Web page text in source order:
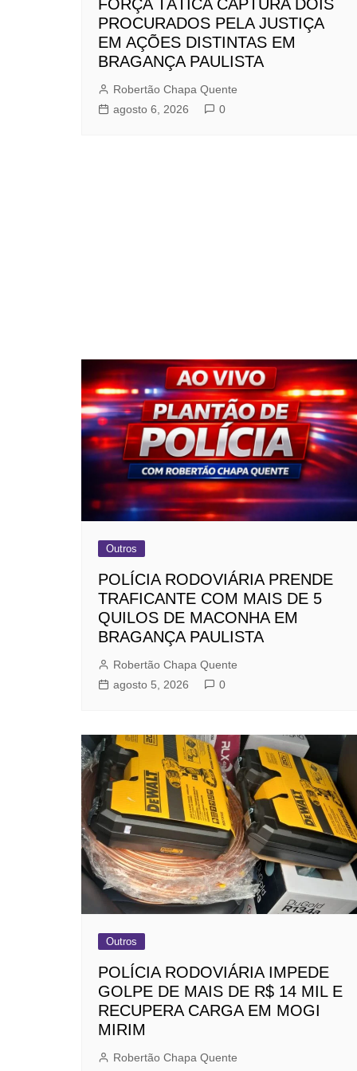
FORÇA TÁTICA CAPTURA DOIS
PROCURADOS PELA JUSTIÇA
EM AÇÕES DISTINTAS EM
BRAGANÇA PAULISTA
Robertão Chapa Quente
agosto 6, 2026
0
Outros
POLÍCIA RODOVIÁRIA PRENDE
TRAFICANTE COM MAIS DE 5
QUILOS DE MACONHA EM
BRAGANÇA PAULISTA
Robertão Chapa Quente
agosto 5, 2026
0
Outros
POLÍCIA RODOVIÁRIA IMPEDE
GOLPE DE MAIS DE R$ 14 MIL E
RECUPERA CARGA EM MOGI
MIRIM
Robertão Chapa Quente